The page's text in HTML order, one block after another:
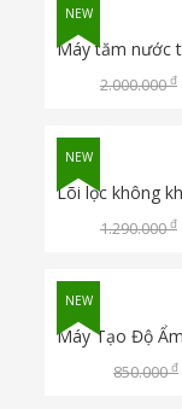
2.000.000đ
NEW
1.290.000đ
NEW
850.000đ
NEW